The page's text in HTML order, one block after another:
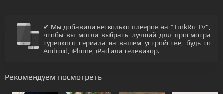
✔ Мы добавили несколько плееров на “TurkRu TV”,
чтобы вы могли выбрать лучший для просмотра
турецкого сериала на вашем устройстве, будь-то
Android, iPhone, iPad или телевизор.
Рекомендуем посмотреть